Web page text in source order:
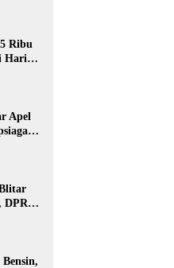
Ribu
Hari
Apel
DPRD